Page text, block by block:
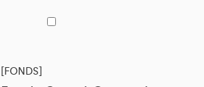
[FONDS]